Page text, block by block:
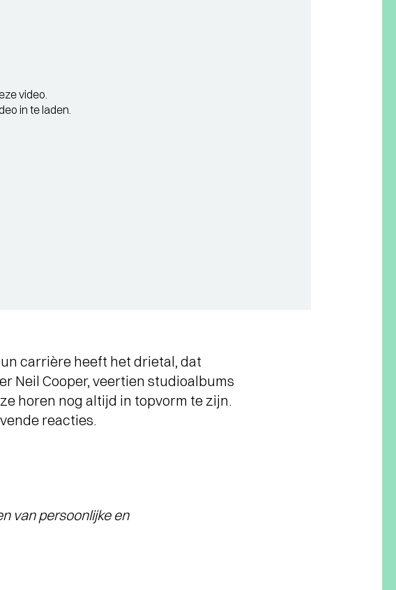
video.
in te laden.
carrière heeft het drietal, dat
Neil Cooper, veertien studioalbums
horen nog altijd in topvorm te zijn.
reacties.
van persoonlijke en